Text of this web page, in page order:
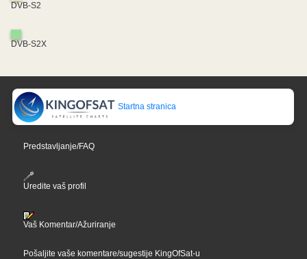
DVB-S2
DVB-S2X
Startna stranica
Predstavljanje/FAQ
Uredite vaš profil
Vaš Komentar/Ažuriranje
Pošaljite vaše komentare/sugestije KingOfSat-u